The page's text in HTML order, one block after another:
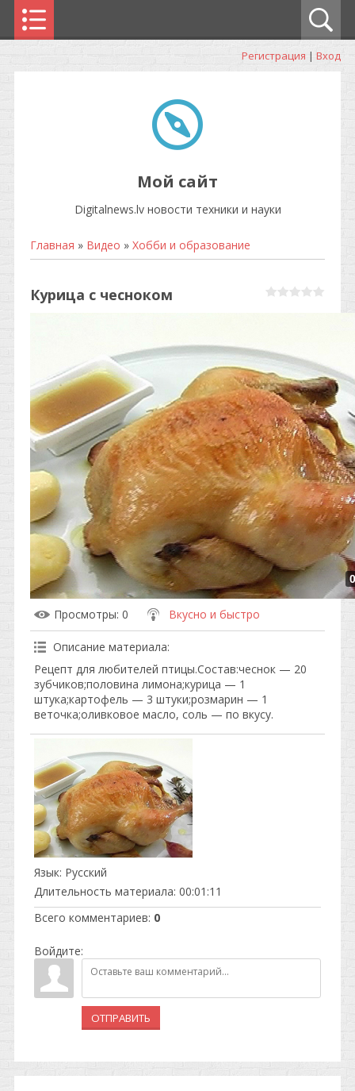
Регистрация | Вход
Мой сайт
Digitalnews.lv новости техники и науки
Главная » Видео » Хобби и образование
Курица с чесноком
Просмотры: 0 Вкусно и быстро
Описание материала:
Рецепт для любителей птицы.Состав:чеснок — 20
зубчиков;половина лимона;курица — 1
штука;картофель — 3 штуки;розмарин — 1
веточка;оливковое масло, соль — по вкусу.
Язык: Русский
Длительность материала: 00:01:11
Всего комментариев: 0
Войдите:
ОТПРАВИТЬ